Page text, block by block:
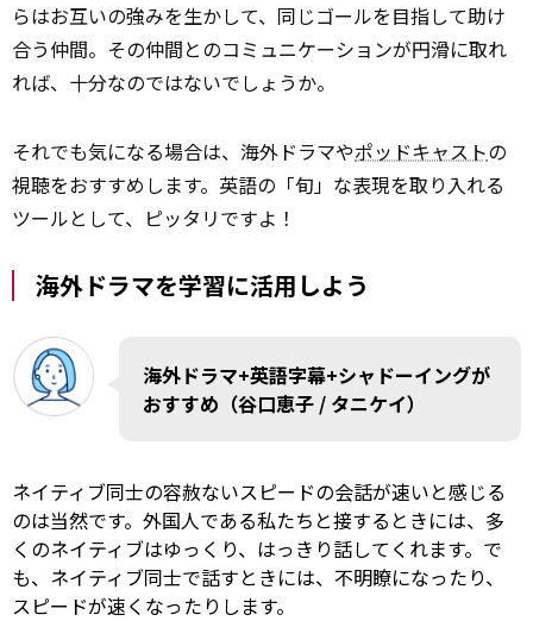
らはお互いの強みを生かして、同じゴールを目指して助け
合う仲間。その仲間とのコミュニケーションが円滑に取れ
れば、十分なのではないでしょうか。
それでも気になる場合は、海外ドラマやポッドキャストの
視聴をおすすめします。英語の「旬」な表現を取り入れる
ツールとして、ピッタリですよ！
海外ドラマを学習に活用しよう
海外ドラマ+英語字幕+シャドーイングが
おすすめ（谷口恵子 / タニケイ）
ネイティブ同士の容赦ないスピードの会話が速いと感じる
のは当然です。外国人である私たちと接するときには、多
くのネイティブはゆっくり、はっきり話してくれます。で
も、ネイティブ同士で話すときには、不明瞭になったり、
スピードが速くなったりします。